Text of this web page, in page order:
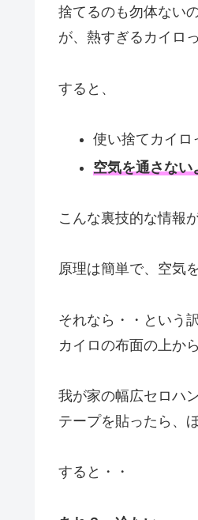
捨てるのも勿体ない
が、熱すぎるカイロ
すると、
使い捨てカイロ
空気を通さない
こんな裏技的な情報
原理は簡単で、空気
それなら・・という
カイロの布面の上から
我が家の幅広セロハ
テープを貼ったら、
すると・・